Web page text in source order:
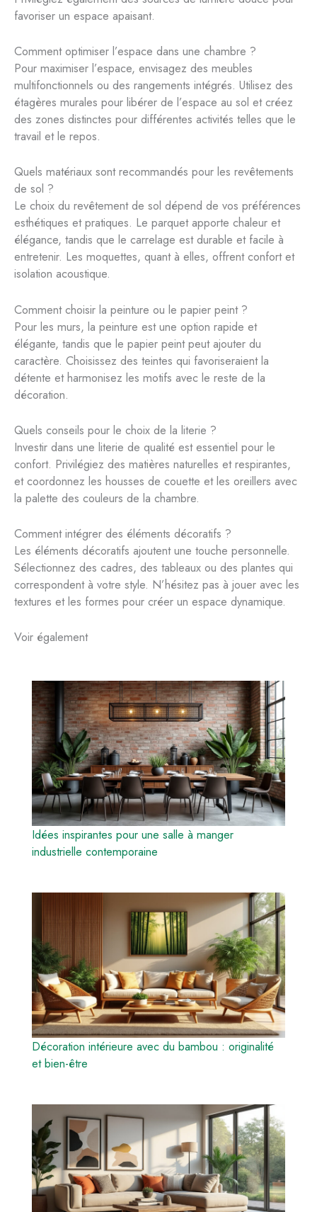
favoriser un espace apaisant.
Comment optimiser l’espace dans une chambre ?
Pour maximiser l’espace, envisagez des meubles
multifonctionnels ou des rangements intégrés. Utilisez des
étagères murales pour libérer de l’espace au sol et créez
des zones distinctes pour différentes activités telles que le
travail et le repos.
Quels matériaux sont recommandés pour les revêtements
de sol ?
Le choix du revêtement de sol dépend de vos préférences
esthétiques et pratiques. Le parquet apporte chaleur et
élégance, tandis que le carrelage est durable et facile à
entretenir. Les moquettes, quant à elles, offrent confort et
isolation acoustique.
Comment choisir la peinture ou le papier peint ?
Pour les murs, la peinture est une option rapide et
élégante, tandis que le papier peint peut ajouter du
caractère. Choisissez des teintes qui favoriseraient la
détente et harmonisez les motifs avec le reste de la
décoration.
Quels conseils pour le choix de la literie ?
Investir dans une literie de qualité est essentiel pour le
confort. Privilégiez des matières naturelles et respirantes,
et coordonnez les housses de couette et les oreillers avec
la palette des couleurs de la chambre.
Comment intégrer des éléments décoratifs ?
Les éléments décoratifs ajoutent une touche personnelle.
Sélectionnez des cadres, des tableaux ou des plantes qui
correspondent à votre style. N’hésitez pas à jouer avec les
textures et les formes pour créer un espace dynamique.
Voir également
Idées inspirantes pour une salle à manger
industrielle contemporaine
Décoration intérieure avec du bambou : originalité
et bien-être